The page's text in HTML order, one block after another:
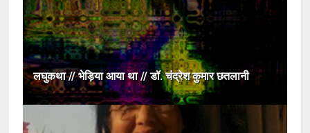
लघुकथा // भेड़िया आया था // डॉ. चंद्रेश कुमार छतलानी